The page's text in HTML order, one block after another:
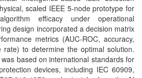
scaled IEEE 5-node prototype for
efficacy under operational
design incorporated a decision matrix
metrics (AUC-ROC, accuracy,
rate) to determine the optimal solution.
based on international standards for
devices, including IEC 60909,